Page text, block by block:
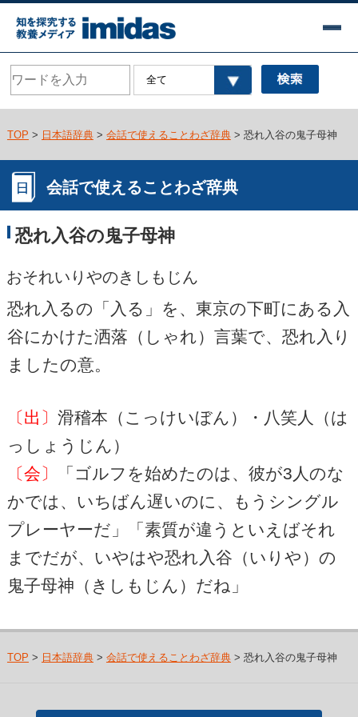
TOP > 日本語辞典> 会話で使えることわざ辞典> 恐れ入谷の鬼子母神
会話で使えることわざ辞典
恐れ入谷の鬼子母神
おそれいりやのきしもじん
恐れ入るの「入る」を、東京の下町にある入
谷にかけた洒落（しゃれ）言葉で、恐れ入り
ましたの意。
〔出〕 滑稽本（こっけいぼん）・八笑人（は
っしょうじん）
〔会〕
「ゴルフを始めたのは、彼が3人のな
かでは、いちばん遅いのに、もうシングル
プレーヤーだ」「素質が違うといえばそれ
までだが、いやはや恐れ入谷（いりや）の
鬼子母神（きしもじん）だね」
TOP > 日本語辞典> 会話で使えることわざ辞典> 恐れ入谷の鬼子母神